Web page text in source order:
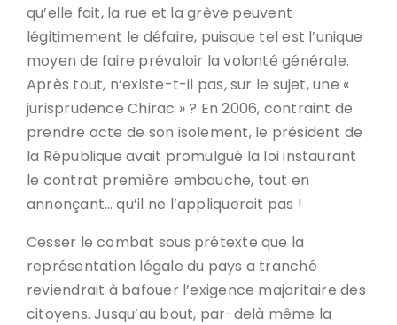
qu’elle fait, la rue et la grève peuvent
légitimement le défaire, puisque tel est l’unique
moyen de faire prévaloir la volonté générale.
Après tout, n’existe-t-il pas, sur le sujet, une «
jurisprudence Chirac » ? En 2006, contraint de
prendre acte de son isolement, le président de
la République avait promulgué la loi instaurant
le contrat première embauche, tout en
annonçant… qu’il ne l’appliquerait pas !
Cesser le combat sous prétexte que la
représentation légale du pays a tranché
reviendrait à bafouer l’exigence majoritaire des
citoyens. Jusqu’au bout, par-delà même la